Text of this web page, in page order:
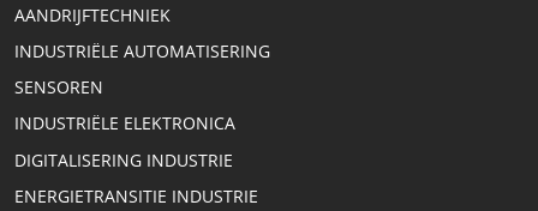
AANDRIJFTECHNIEK
INDUSTRIËLE AUTOMATISERING
SENSOREN
INDUSTRIËLE ELEKTRONICA
DIGITALISERING INDUSTRIE
ENERGIETRANSITIE INDUSTRIE